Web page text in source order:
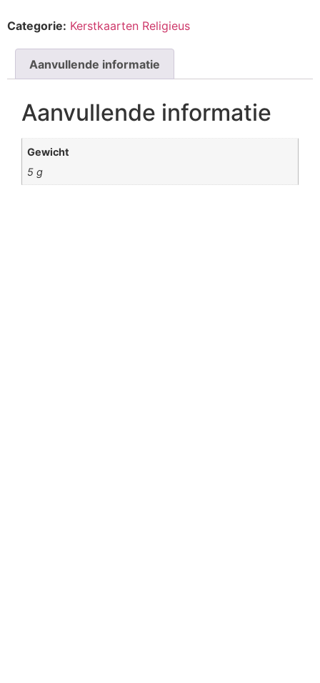
Categorie: Kerstkaarten Religieus
Aanvullende informatie
Aanvullende informatie
Gewicht
5 g